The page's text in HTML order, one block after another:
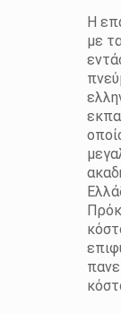
Η
με